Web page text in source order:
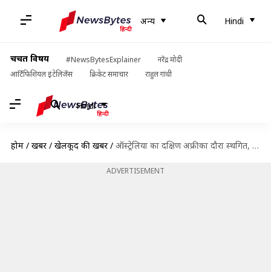
अन्य Hindi
चर्चित विषय #NewsBytesExplainer
नरेंद्र मोदी
आर्टिफिशियल इंटेलिजेंस
क्रिकेट समाचार राहुल गांधी
Hindi
होम / खबरें / खेलकूद की खबरें / ऑस्ट्रेलिया का दक्षिण अफ्रीका दौरा स्थगित, WTC फाइनल की रेस से हो सकती है बाहर
ADVERTISEMENT